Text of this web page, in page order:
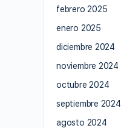
febrero 2025
enero 2025
diciembre 2024
noviembre 2024
octubre 2024
septiembre 2024
agosto 2024